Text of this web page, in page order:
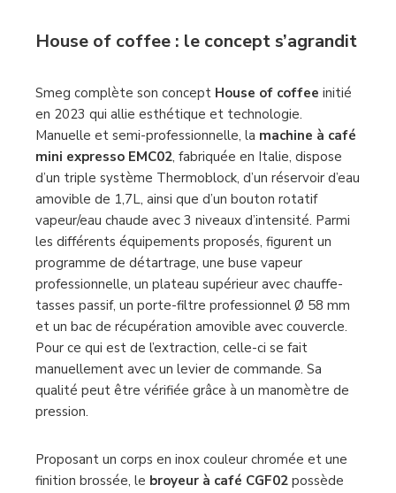
House of coffee : le concept s’agrandit
Smeg complète son concept House of coffee initié
en 2023 qui allie esthétique et technologie.
Manuelle et semi-professionnelle, la machine à café
mini expresso EMC02, fabriquée en Italie, dispose
d’un triple système Thermoblock, d’un réservoir d’eau
amovible de 1,7L, ainsi que d’un bouton rotatif
vapeur/eau chaude avec 3 niveaux d’intensité. Parmi
les différents équipements proposés, figurent un
programme de détartrage, une buse vapeur
professionnelle, un plateau supérieur avec chauffe-
tasses passif, un porte-filtre professionnel Ø 58 mm
et un bac de récupération amovible avec couvercle.
Pour ce qui est de l’extraction, celle-ci se fait
manuellement avec un levier de commande. Sa
qualité peut être vérifiée grâce à un manomètre de
pression.
Proposant un corps en inox couleur chromée et une
finition brossée, le broyeur à café CGF02 possède